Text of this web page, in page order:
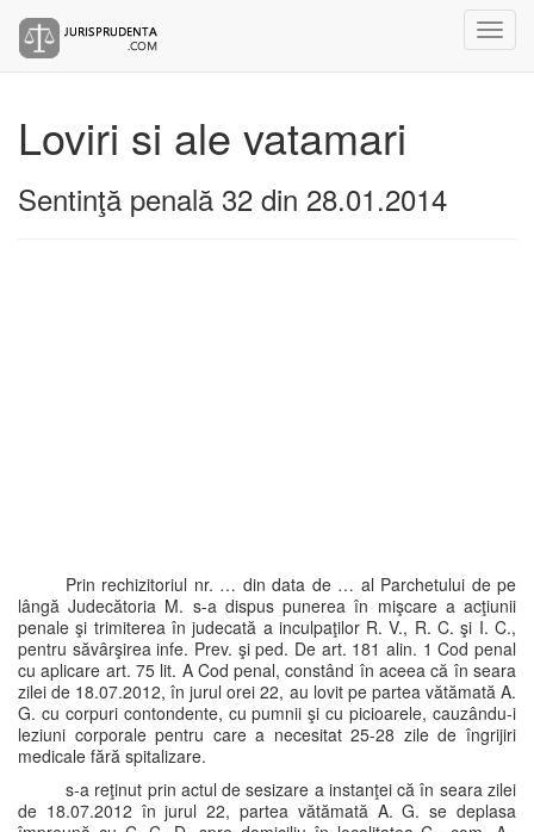
Loviri si ale vatamari
Sentinţă penală 32 din 28.01.2014
Prin rechizitoriul nr. … din data de … al Parchetului de pe
lângă Judecătoria M. s-a dispus punerea în mişcare a acţiunii
penale şi trimiterea în judecată a inculpaţilor R. V., R. C. şi I. C.,
pentru săvârşirea infe. Prev. şi ped. De art. 181 alin. 1 Cod penal
cu aplicare art. 75 lit. A Cod penal, constând în aceea că în seara
zilei de 18.07.2012, în jurul orei 22, au lovit pe partea vătămată A.
G. cu corpuri contondente, cu pumnii şi cu picioarele, cauzându-i
leziuni corporale pentru care a necesitat 25-28 zile de îngrijiri
medicale fără spitalizare.
s-a reţinut prin actul de sesizare a instanţei că în seara zilei
de 18.07.2012 în jurul 22, partea vătămată A. G. se deplasa